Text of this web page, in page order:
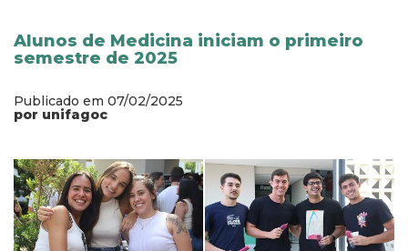
Alunos de Medicina iniciam o primeiro
semestre de 2025
Publicado em 07/02/2025
por unifagoc